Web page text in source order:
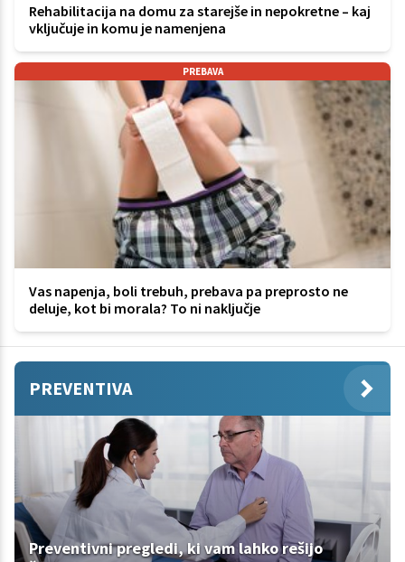
Rehabilitacija na domu za starejše in nepokretne – kaj
vključuje in komu je namenjena
PREBAVA
Vas napenja, boli trebuh, prebava pa preprosto ne
deluje, kot bi morala? To ni naključje
PREVENTIVA
Preventivni pregledi, ki vam lahko rešijo